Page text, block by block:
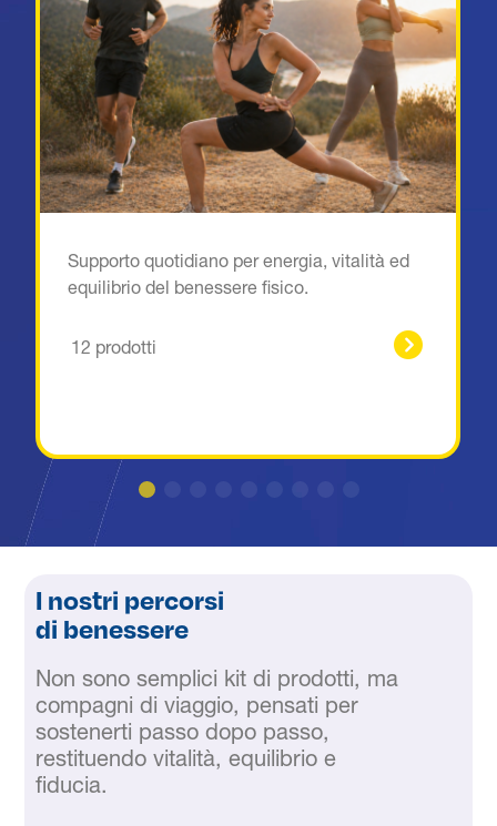
Supporto quotidiano per energia, vitalità ed
equilibrio del benessere fisico.
12 prodotti
I nostri percorsi
di benessere
Non sono semplici kit di prodotti, ma
compagni di viaggio, pensati per
sostenerti passo dopo passo,
restituendo vitalità, equilibrio e
fiducia.